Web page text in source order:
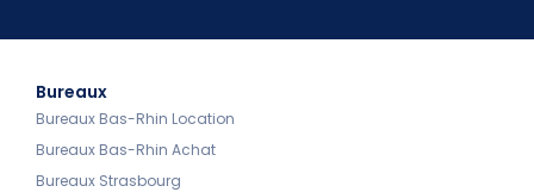
Bureaux
Bureaux Bas-Rhin Location
Bureaux Bas-Rhin Achat
Bureaux Strasbourg